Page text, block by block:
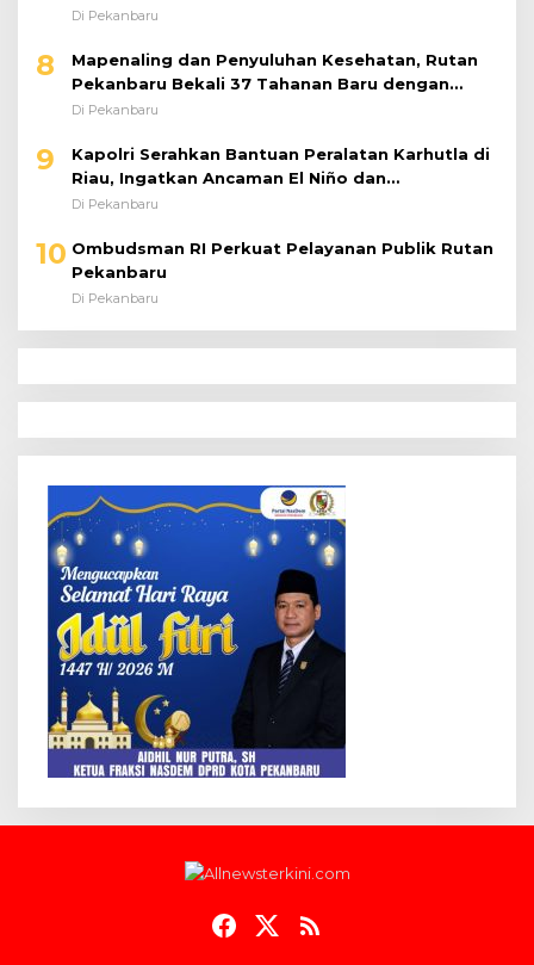
Kecelakaan di Tol Pekanbaru–Dumai
Di Pekanbaru
8
Mapenaling dan Penyuluhan Kesehatan, Rutan
Pekanbaru Bekali 37 Tahanan Baru dengan
Edukasi TBC, HIV, dan Bahaya Narkoba
Di Pekanbaru
9
Kapolri Serahkan Bantuan Peralatan Karhutla di
Riau, Ingatkan Ancaman El Niño dan
Prioritaskan Pencegahan
Di Pekanbaru
10 Ombudsman RI Perkuat Pelayanan Publik Rutan
Pekanbaru
Di Pekanbaru